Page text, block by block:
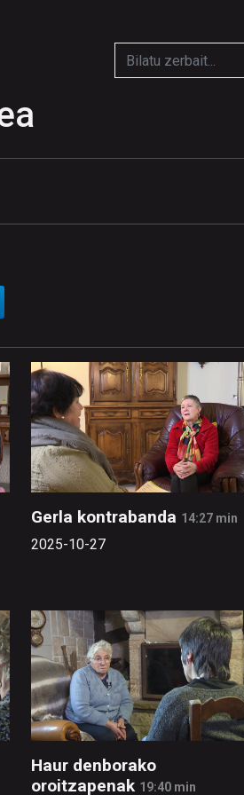
Gerla kontrabanda 14:27 min
2025-10-27
Haur denborako
oroitzapenak 19:40 min